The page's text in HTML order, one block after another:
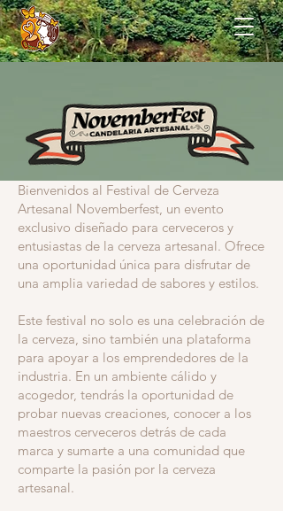
Bienvenidos al Festival de Cerveza
Artesanal Novemberfest, un evento
exclusivo diseñado para cerveceros y
entusiastas de la cerveza artesanal. Ofrece
una oportunidad única para disfrutar de
una amplia variedad de sabores y estilos.
Este festival no solo es una celebración de
la cerveza, sino también una plataforma
para apoyar a los emprendedores de la
industria. En un ambiente cálido y
acogedor, tendrás la oportunidad de
probar nuevas creaciones, conocer a los
maestros cerveceros detrás de cada
marca y sumarte a una comunidad que
comparte la pasión por la cerveza
artesanal.